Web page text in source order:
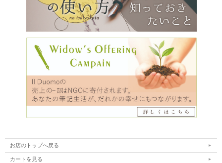
お店のトップへ戻る
カートを見る